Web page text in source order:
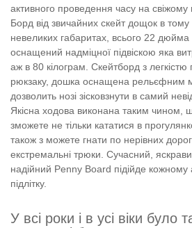
активного проведення часу на свіжому
Борд від звичайних скейт дощок в
невеликих габаритах, всього 22
оснащений надміцної підвіскою яка
аж в 80 кілограм. Скейтборд з легкістю
рюкзаку, дошка оснащена рельєфним
дозволить нозі зісковзнути в самий
Якісна ходова виконана таким чином,
зможете не тільки кататися в
також з можете гнати по нерівних
екстремальні трюки. Сучасний,
надійний Penny Board підійде кожному
підлітку.
У всі роки і в усі віки було